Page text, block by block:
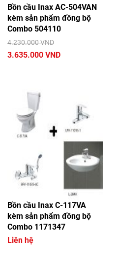
Bồn cầu Inax AC-504VAN
kèm sản phẩm đồng bộ
Combo 504110
4.230.000 VND
3.635.000 VND
Bồn cầu Inax C-117VA
kèm sản phẩm đồng bộ
Combo 1171347
Liên hệ